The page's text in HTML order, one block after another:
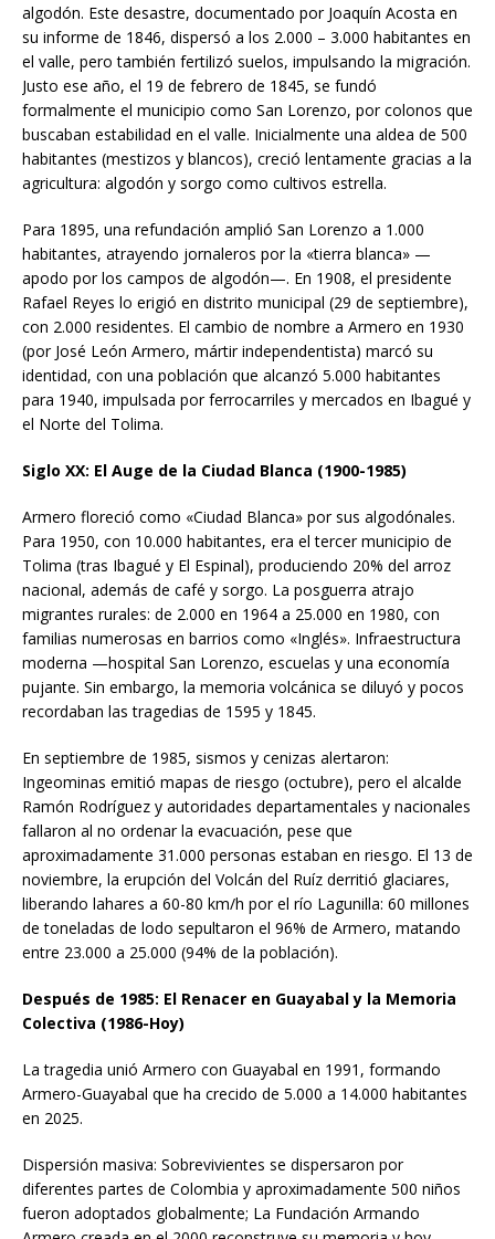
algodón. Este desastre, documentado por Joaquín Acosta en
su informe de 1846, dispersó a los 2.000 – 3.000 habitantes en
el valle, pero también fertilizó suelos, impulsando la migración.
Justo ese año, el 19 de febrero de 1845, se fundó
formalmente el municipio como San Lorenzo, por colonos que
buscaban estabilidad en el valle. Inicialmente una aldea de 500
habitantes (mestizos y blancos), creció lentamente gracias a la
agricultura: algodón y sorgo como cultivos estrella.
Para 1895, una refundación amplió San Lorenzo a 1.000
habitantes, atrayendo jornaleros por la «tierra blanca» —
apodo por los campos de algodón—. En 1908, el presidente
Rafael Reyes lo erigió en distrito municipal (29 de septiembre),
con 2.000 residentes. El cambio de nombre a Armero en 1930
(por José León Armero, mártir independentista) marcó su
identidad, con una población que alcanzó 5.000 habitantes
para 1940, impulsada por ferrocarriles y mercados en Ibagué y
el Norte del Tolima.
Siglo XX: El Auge de la Ciudad Blanca (1900-1985)
Armero floreció como «Ciudad Blanca» por sus algodónales.
Para 1950, con 10.000 habitantes, era el tercer municipio de
Tolima (tras Ibagué y El Espinal), produciendo 20% del arroz
nacional, además de café y sorgo. La posguerra atrajo
migrantes rurales: de 2.000 en 1964 a 25.000 en 1980, con
familias numerosas en barrios como «Inglés». Infraestructura
moderna —hospital San Lorenzo, escuelas y una economía
pujante. Sin embargo, la memoria volcánica se diluyó y pocos
recordaban las tragedias de 1595 y 1845.
En septiembre de 1985, sismos y cenizas alertaron:
Ingeominas emitió mapas de riesgo (octubre), pero el alcalde
Ramón Rodríguez y autoridades departamentales y nacionales
fallaron al no ordenar la evacuación, pese que
aproximadamente 31.000 personas estaban en riesgo. El 13 de
noviembre, la erupción del Volcán del Ruíz derritió glaciares,
liberando lahares a 60-80 km/h por el río Lagunilla: 60 millones
de toneladas de lodo sepultaron el 96% de Armero, matando
entre 23.000 a 25.000 (94% de la población).
Después de 1985: El Renacer en Guayabal y la Memoria
Colectiva (1986-Hoy)
La tragedia unió Armero con Guayabal en 1991, formando
Armero-Guayabal que ha crecido de 5.000 a 14.000 habitantes
en 2025.
Dispersión masiva: Sobrevivientes se dispersaron por
diferentes partes de Colombia y aproximadamente 500 niños
fueron adoptados globalmente; La Fundación Armando